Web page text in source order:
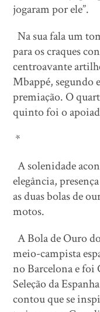
jogaram por ele”.
Na sua fala um
para os craques
centroavante
Mbappé, segundo
premiação. O
quinto foi o
*
A solenidade
elegância,
as duas bolas de
motos.
A Bola de Ouro
meio-campista
no Barcelona e foi
Seleção da
contou que se